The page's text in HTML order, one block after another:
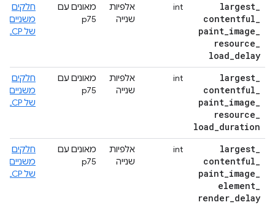
largest_
contentful_
paint_image_
resource_
load_delay
int
אלפיות
שנייה
מאונים עם
p75
חלקים
משניים
של LCP
largest_
contentful_
paint_image_
resource_
load_duration
int
אלפיות
שנייה
מאונים עם
p75
חלקים
משניים
של LCP
largest_
contentful_
paint_image_
element_
render_delay
int
אלפיות
שנייה
מאונים עם
p75
חלקים
משניים
של LCP